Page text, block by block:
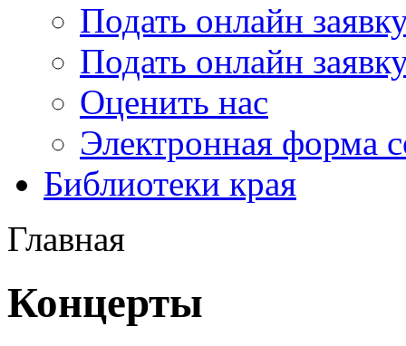
Подать онлайн
Подать онлайн
Оценить нас
Электронная форма
Библиотеки края
Главная
Концерты